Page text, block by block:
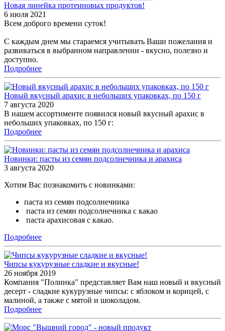
Новая линейка протеиновых продуктов!
6 июля 2021
Всем доброго времени суток!
С каждым днем мы стараемся учитывать Ваши пожелания и
развиваться в выбранном направлении - вкусно, полезно и
доступно.
Подробнее
Новый вкусный арахис в небольших упаковках, по 150 г
7 августа 2020
В нашем ассортименте появился новый вкусный арахис в
небольших упаковках, по 150 г:
Подробнее
Новинки: пасты из семян подсолнечника и арахиса
3 августа 2020
Хотим Вас познакомить с новинками:
паста из семян подсолнечника
паста из семян подсолнечника с какао
паста арахисовая с какао.
Подробнее
Чипсы кукурузные сладкие и вкусные!
26 ноября 2019
Компания "Полинка" представляет Вам наш новый и вкусный
десерт - сладкие кукурузные чипсы: c яблоком и корицей, с
малиной, а также с мятой и шоколадом.
Подробнее